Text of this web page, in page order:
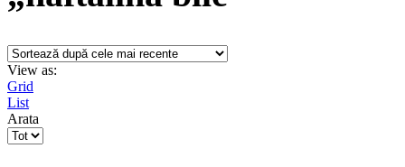
View as:
Grid
List
Arata
Products